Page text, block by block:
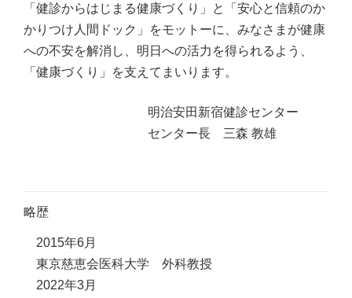
「健診からはじまる健康づくり」と「安心と信頼のか
かりつけ人間ドック」をモットーに、みなさまが健康
への不安を解消し、明日への活力を得られるよう、
「健康づくり」を支えてまいります。
明治安田新宿健診センター
センター長 三森 教雄
略歴
2015年6月
東京慈恵会医科大学 外科教授
2022年3月